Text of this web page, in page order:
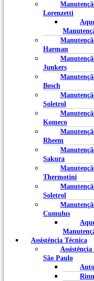
Lorenzetti
Harman
Junkers
Bosch
Soletrol
Komeco
Rheem
Sakura
Thermotini
Soletrol
Cumulus
Assistência Técnica
São Paulo